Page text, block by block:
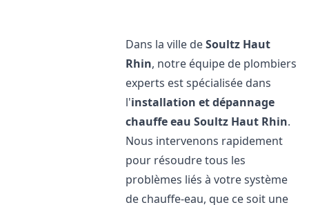
Dans la ville deSoultz Haut
Rhin, notre équipe de plombiers
experts est spécialisée dans
l'installation et dépannage
chauffe eau Soultz Haut Rhin.
Nous intervenons rapidement
pour résoudre tous les
problèmes liés à votre système
de chauffe-eau, que ce soit une